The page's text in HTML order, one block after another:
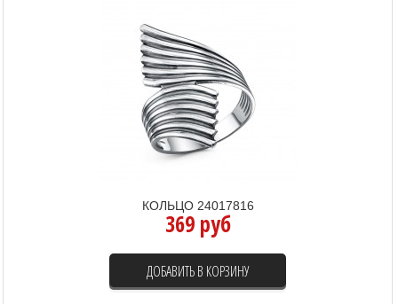
КОЛЬЦО 24017816
369 руб
ДОБАВИТЬ В КОРЗИНУ